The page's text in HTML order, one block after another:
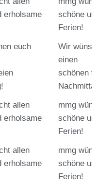
erholsame
schöne
Ferien!
euch
Wir
einen
schönen
allen
erholsame
mmg
schöne
Ferien!
allen
erholsame
mmg
schöne
Ferien!